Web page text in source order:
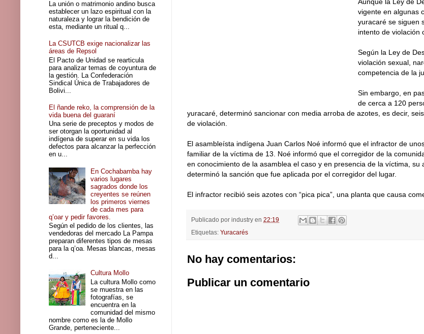
Aunque la Ley de
vigente en algunas
yuracaré se siguen
intento de violación
Según la Ley de
violación sexual,
competencia de la
Sin embargo, en
de cerca a 120
yuracaré, determinó sancionar con media arroba de azotes, es decir,
de violación.
El asambleísta indígena Juan Carlos Noé informó que el infractor de
familiar de la víctima de 13. Noé informó que el corregidor de la
en conocimiento de la asamblea el caso y en presencia de la víctima, su
determinó la sanción que fue aplicada por el corregidor del lugar.
El infractor recibió seis azotes con “pica pica”, una planta que causa
Publicado por industry en 22:19
Etiquetas: Yuracarés
No hay comentarios:
Publicar un comentario
La unión o matrimonio andino busca
establecer un lazo espiritual con la
naturaleza y lograr la bendición de
esta, mediante un ritual q...
La CSUTCB exige nacionalizar las
áreas de Repsol
El Pacto de Unidad se rearticula
para analizar temas de coyuntura de
la gestión. La Confederación
Sindical Única de Trabajadores de
Bolivi...
El ñande reko, la comprensión de la
vida buena del guaraní
Una serie de preceptos y modos de
ser otorgan la oportunidad al
indígena de superar en su vida los
defectos para alcanzar la perfección
en u...
En Cochabamba hay
varios lugares
sagrados donde los
creyentes se reúnen
los primeros viernes
de cada mes para
q’oar y pedir favores.
Según el pedido de los clientes, las
vendedoras del mercado La Pampa
preparan diferentes tipos de mesas
para la q’oa. Mesas blancas, mesas
d...
Cultura Mollo
La cultura Mollo como
se muestra en las
fotografías, se
encuentra en la
comunidad del mismo
nombre como es la de Mollo
Grande, perteneciente...